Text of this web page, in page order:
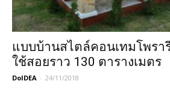
แบบบ้านสไตล์คอนเทมโพรา
ใช้สอยราว 130 ตารางเมตร
DoIDEA - 24/11/2018